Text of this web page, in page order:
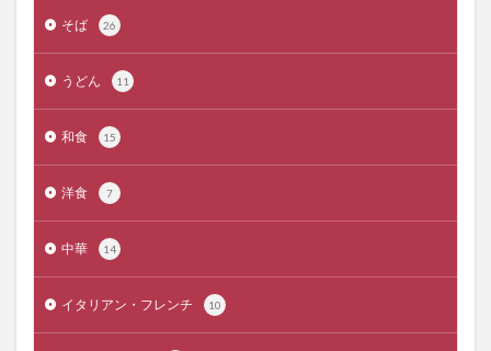
そば 26
うどん 11
和食 15
洋食 7
中華 14
イタリアン・フレンチ 10